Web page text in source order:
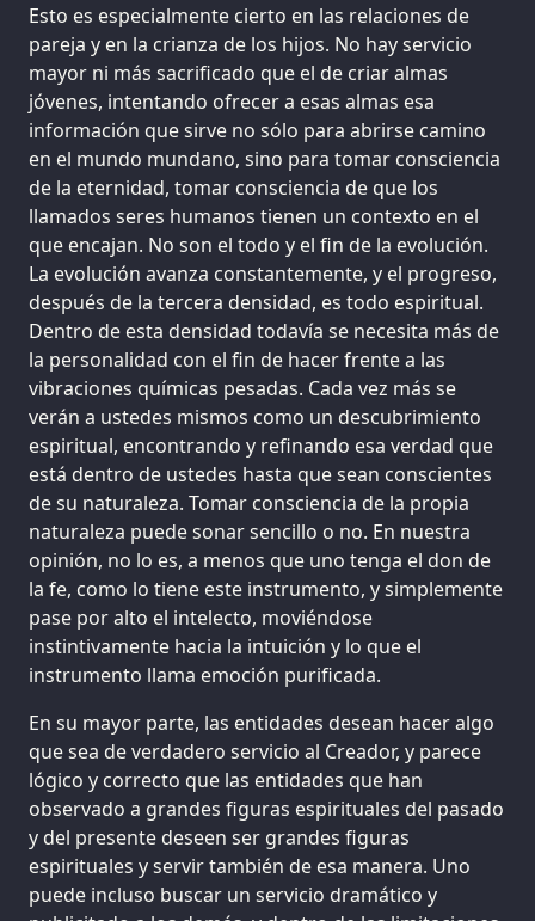
Esto es especialmente cierto en las relaciones de
pareja y en la crianza de los hijos. No hay servicio
mayor ni más sacrificado que el de criar almas
jóvenes, intentando ofrecer a esas almas esa
información que sirve no sólo para abrirse camino
en el mundo mundano, sino para tomar consciencia
de la eternidad, tomar consciencia de que los
llamados seres humanos tienen un contexto en el
que encajan. No son el todo y el fin de la evolución.
La evolución avanza constantemente, y el progreso,
después de la tercera densidad, es todo espiritual.
Dentro de esta densidad todavía se necesita más de
la personalidad con el fin de hacer frente a las
vibraciones químicas pesadas. Cada vez más se
verán a ustedes mismos como un descubrimiento
espiritual, encontrando y refinando esa verdad que
está dentro de ustedes hasta que sean conscientes
de su naturaleza. Tomar consciencia de la propia
naturaleza puede sonar sencillo o no. En nuestra
opinión, no lo es, a menos que uno tenga el don de
la fe, como lo tiene este instrumento, y simplemente
pase por alto el intelecto, moviéndose
instintivamente hacia la intuición y lo que el
instrumento llama emoción purificada.
En su mayor parte, las entidades desean hacer algo
que sea de verdadero servicio al Creador, y parece
lógico y correcto que las entidades que han
observado a grandes figuras espirituales del pasado
y del presente deseen ser grandes figuras
espirituales y servir también de esa manera. Uno
puede incluso buscar un servicio dramático y